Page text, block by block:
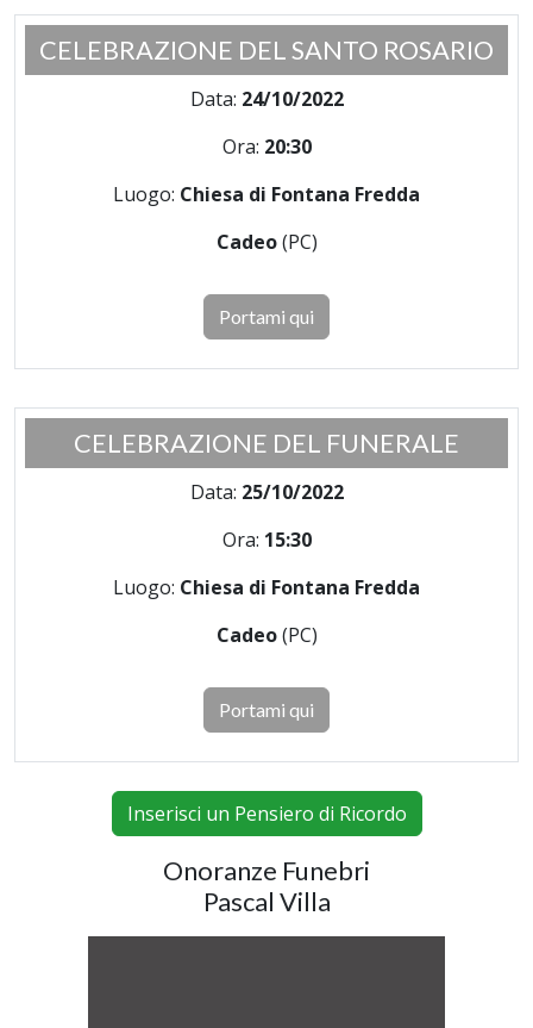
CELEBRAZIONE DEL SANTO ROSARIO
Data: 24/10/2022
Ora: 20:30
Luogo: Chiesa di Fontana Fredda
Cadeo(PC)
Portami qui
CELEBRAZIONE DEL FUNERALE
Data: 25/10/2022
Ora: 15:30
Luogo: Chiesa di Fontana Fredda
Cadeo(PC)
Portami qui
Inserisci un Pensiero di Ricordo
Onoranze Funebri
Pascal Villa